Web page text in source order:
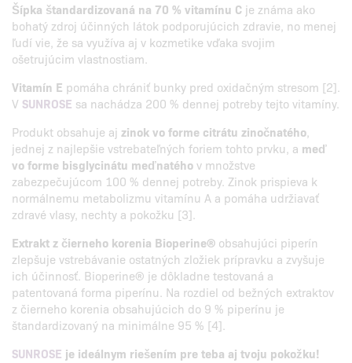
Šípka štandardizovaná na 70 % vitamínu C je známa ako
bohatý zdroj účinných látok podporujúcich zdravie, no menej
ľudí vie, že sa využíva aj v kozmetike vďaka svojim
ošetrujúcim vlastnostiam.
Vitamín E pomáha chrániť bunky pred oxidačným stresom [2].
V SUNROSE sa nachádza 200 % dennej potreby tejto vitamíny.
Produkt obsahuje aj zinok vo forme citrátu zinočnatého,
jednej z najlepšie vstrebateľných foriem tohto prvku, a meď
vo forme bisglycinátu meďnatéhov množstve
zabezpečujúcom 100 % dennej potreby. Zinok prispieva k
normálnemu metabolizmu vitamínu A a pomáha udržiavať
zdravé vlasy, nechty a pokožku [3].
Extrakt z čierneho korenia Bioperine® obsahujúci piperín
zlepšuje vstrebávanie ostatných zložiek prípravku a zvyšuje
ich účinnosť. Bioperine® je dôkladne testovaná a
patentovaná forma piperínu. Na rozdiel od bežných extraktov
z čierneho korenia obsahujúcich do 9 % piperínu je
štandardizovaný na minimálne 95 % [4].
SUNROSE je ideálnym riešením pre teba aj tvoju pokožku!